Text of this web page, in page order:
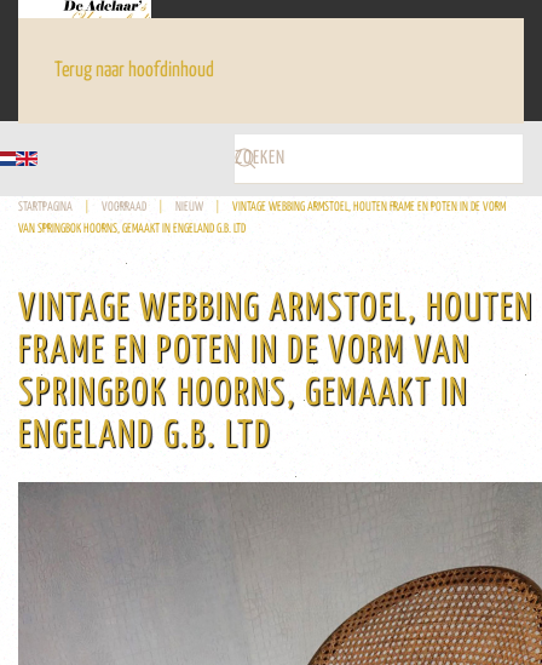
Terug naar hoofdinhoud
STARTPAGINA VOORRAAD NIEUW
VINTAGE WEBBING ARMSTOEL, HOUTEN FRAME EN POTEN IN DE VORM
VAN SPRINGBOK HOORNS, GEMAAKT IN ENGELAND G.B. LTD
VINTAGE WEBBING ARMSTOEL, HOUTEN
FRAME EN POTEN IN DE VORM VAN
SPRINGBOK HOORNS, GEMAAKT IN
ENGELAND G.B. LTD